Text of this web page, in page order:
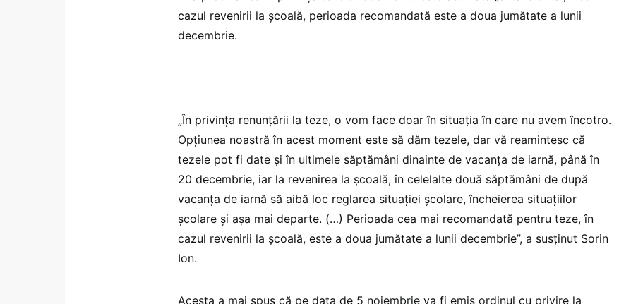
cazul revenirii la şcoală, perioada recomandată este a doua jumătate a lunii
decembrie.
„În privinţa renunţării la teze, o vom face doar în situaţia în care nu avem încotro.
Opţiunea noastră în acest moment este să dăm tezele, dar vă reamintesc că
tezele pot fi date şi în ultimele săptămâni dinainte de vacanţa de iarnă, până în
20 decembrie, iar la revenirea la şcoală, în celelalte două săptămâni de după
vacanţa de iarnă să aibă loc reglarea situaţiei şcolare, încheierea situaţiilor
şcolare şi aşa mai departe. (…) Perioada cea mai recomandată pentru teze, în
cazul revenirii la şcoală, este a doua jumătate a lunii decembrie”, a susţinut Sorin
Ion.
Acesta a mai spus că pe data de 5 noiembrie va fi emis ordinul cu privire la